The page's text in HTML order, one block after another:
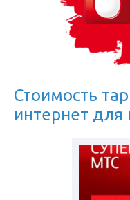
Стоимость
интернет для